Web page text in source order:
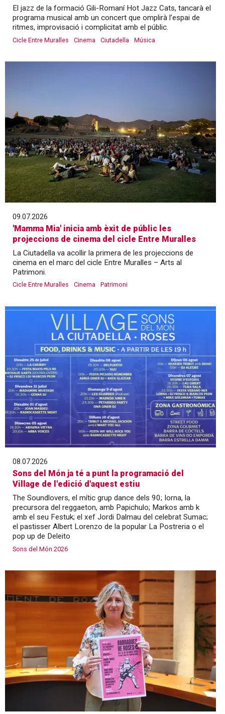
El jazz de la formació Gili-Romaní Hot Jazz Cats, tancarà el
programa musical amb un concert que omplirà l’espai de
ritmes, improvisació i complicitat amb el públic.
Cicle Entre Muralles Cinema Ciutadella Música
09.07.2026
'Mamma Mia' inicia amb èxit de públic les
projeccions de cinema del cicle Entre Muralles
La Ciutadella va acollir la primera de les projeccions de
cinema en el marc del cicle Entre Muralles – Arts al
Patrimoni.
Cicle Entre Muralles Cinema Patrimoni
08.07.2026
Sons del Món ja té a punt la programació del
Village de l'edició d'aquest estiu
The Soundlovers, el mític grup dance dels 90; Iorna, la
precursora del reggaeton, amb Papichulo; Markos amb k
amb el seu Festuk; el xef Jordi Dalmau del celebrat Sumac;
el pastisser Albert Lorenzo de la popular La Postreria o el
pop up de Deleito
Sons del Món 2026